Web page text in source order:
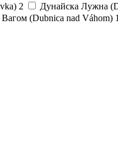
2 Дунайска Лужна
(Dubnica nad Váhom) 1